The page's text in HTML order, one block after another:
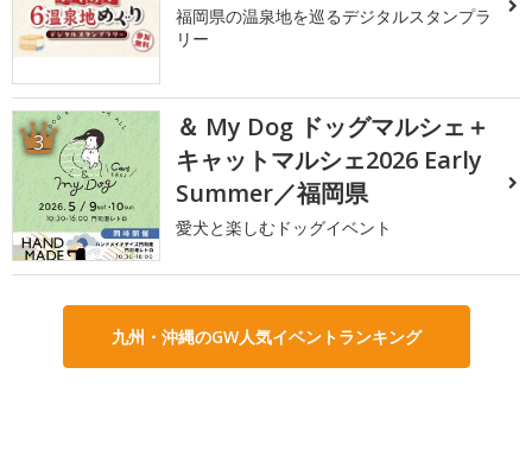
福岡県の温泉地を巡るデジタルスタンプラ
リー
3
＆ My Dog ドッグマルシェ＋
キャットマルシェ2026 Early
Summer／福岡県
愛犬と楽しむドッグイベント
九州・沖縄のGW人気イベントランキング